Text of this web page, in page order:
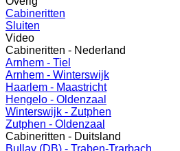
Cabineritten
Sluiten
Video
Cabineritten - Nederland
Arnhem - Tiel
Arnhem - Winterswijk
Haarlem - Maastricht
Hengelo - Oldenzaal
Winterswijk - Zutphen
Zutphen - Oldenzaal
Cabineritten - Duitsland
Bullay (DB) - Traben-Trarbach